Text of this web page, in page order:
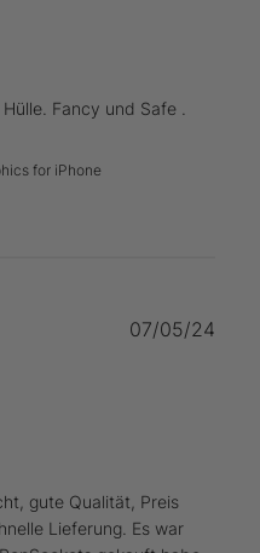
Fancy und Safe .
for iPhone
gute Qualität, Preis
Lieferung. Es war
07/05/24